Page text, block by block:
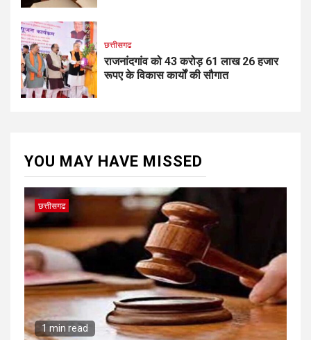
छत्तीसगढ
राजनांदगांव को 43 करोड़ 61 लाख 26 हजार
रूपए के विकास कार्यों की सौगात
YOU MAY HAVE MISSED
छत्तीसगढ
1 min read